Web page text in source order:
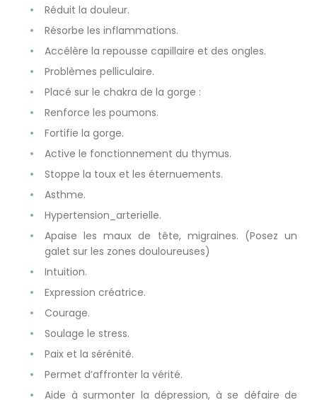
Réduit la douleur.
Résorbe les inflammations.
Accélère la repousse capillaire et des ongles.
Problèmes pelliculaire.
Placé sur le chakra de la gorge :
Renforce les poumons.
Fortifie la gorge.
Active le fonctionnement du thymus.
Stoppe la toux et les éternuements.
Asthme.
Hypertension_arterielle.
Apaise les maux de tête, migraines. (Posez un
galet sur les zones douloureuses)
Intuition.
Expression créatrice.
Courage.
Soulage le stress.
Paix et la sérénité.
Permet d’affronter la vérité.
Aide à surmonter la dépression, à se défaire de